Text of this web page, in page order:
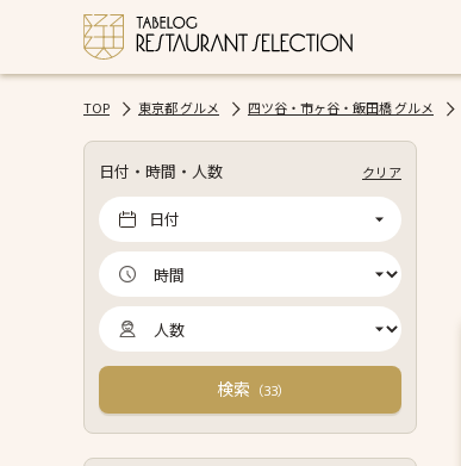
TOP 東京都 グルメ 四ツ谷・市ヶ谷・飯田橋 グルメ
日付・時間・人数 クリア
日付
検索 （33）